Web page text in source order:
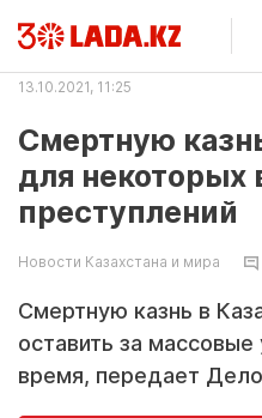
13.10.2021, 11:25
Смертную
для некоторых
преступлений
Новости Казахстана и мира
Смертную казнь в
оставить за массовые
время, передает